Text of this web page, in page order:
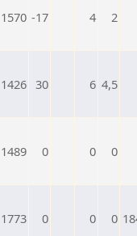
1570 -17 4 2
1426 30 6 4,5
1489 0 0 0
1773 0 0 0